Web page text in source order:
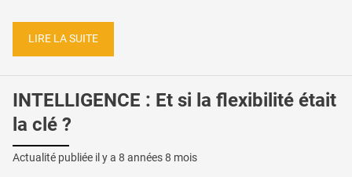
LIRE LA SUITE
INTELLIGENCE : Et si la flexibilité était
la clé ?
Actualité publiée il y a 8 années 8 mois